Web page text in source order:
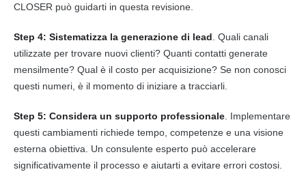
CLOSER può guidarti in questa revisione.
Step 4: Sistematizza la generazione di lead . Quali canali
utilizzate per trovare nuovi clienti? Quanti contatti generate
mensilmente? Qual è il costo per acquisizione? Se non conosci
questi numeri, è il momento di iniziare a tracciarli.
Step 5: Considera un supporto professionale . Implementare
questi cambiamenti richiede tempo, competenze e una visione
esterna obiettiva. Un consulente esperto può accelerare
significativamente il processo e aiutarti a evitare errori costosi.